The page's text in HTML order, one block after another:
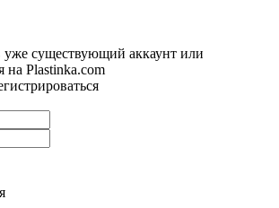
существующий аккаунт или
на Plastinka.com